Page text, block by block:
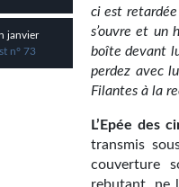
janvier
n° 73
ci est
s’ouvre et un
boîte devant
perdez avec
Filantes à la
L’Epée des
transmis
couverture